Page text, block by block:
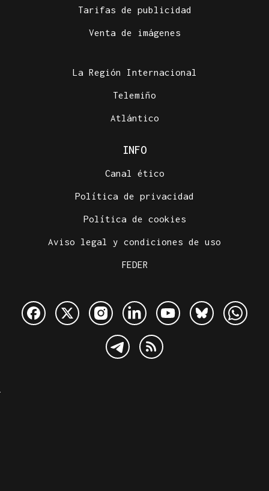
Tarifas de publicidad
Venta de imágenes
La Región Internacional
Telemiño
Atlántico
INFO
Canal ético
Política de privacidad
Política de cookies
Aviso legal y condiciones de uso
FEDER